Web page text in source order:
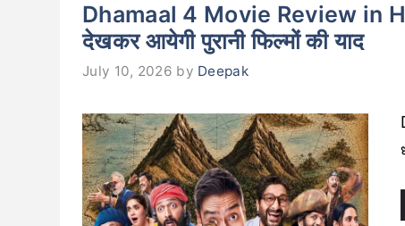
Dhamaal 4 Movie Review in
देखकर आयेगी पुरानी फिल्मों की याद
July 10, 2026 by Deepak